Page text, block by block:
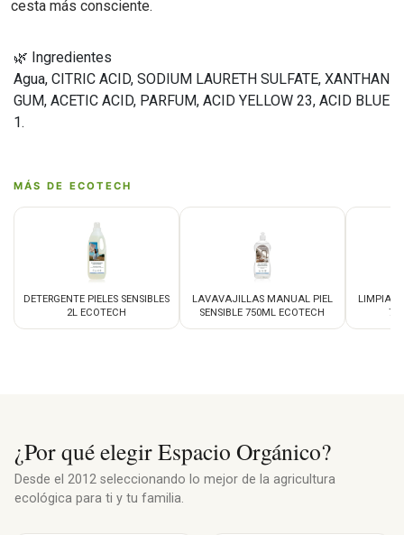
cesta más consciente.
🌿 Ingredientes
Agua, CITRIC ACID, SODIUM LAURETH SULFATE, XANTHAN
GUM, ACETIC ACID, PARFUM, ACID YELLOW 23, ACID BLUE
1.
MÁS DE ECOTECH
DETERGENTE PIELES SENSIBLES
2L ECOTECH
LAVAVAJILLAS MANUAL PIEL
SENSIBLE 750ML ECOTECH
¿Por qué elegir Espacio Orgánico?
Desde el 2012 seleccionando lo mejor de la agricultura
ecológica para ti y tu familia.